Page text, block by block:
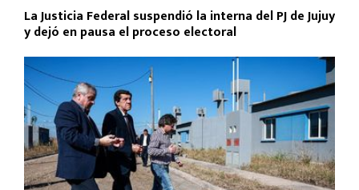
La Justicia Federal suspendió la interna del PJ de Jujuy
y dejó en pausa el proceso electoral